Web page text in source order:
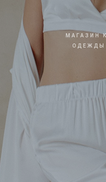
МАГАЗИН
ОДЕЖДЫ